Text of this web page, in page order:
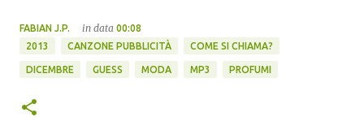
FABIAN J.P. in data 00:08
2013
CANZONE PUBBLICITÀ COME SI CHIAMA?
DICEMBRE GUESS MODA MP3 PROFUMI